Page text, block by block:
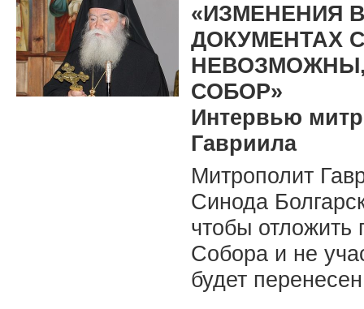
«ИЗМЕНЕНИЯ
ДОКУМЕНТАХ
СОБОР»
Интервью
Гавриила
Митрополит
Синода
чтобы отложить
Собора и не
будет